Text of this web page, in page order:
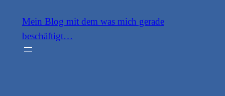
Inhalt
springen
Mein Blog mit dem was mich gerade
beschäftigt…